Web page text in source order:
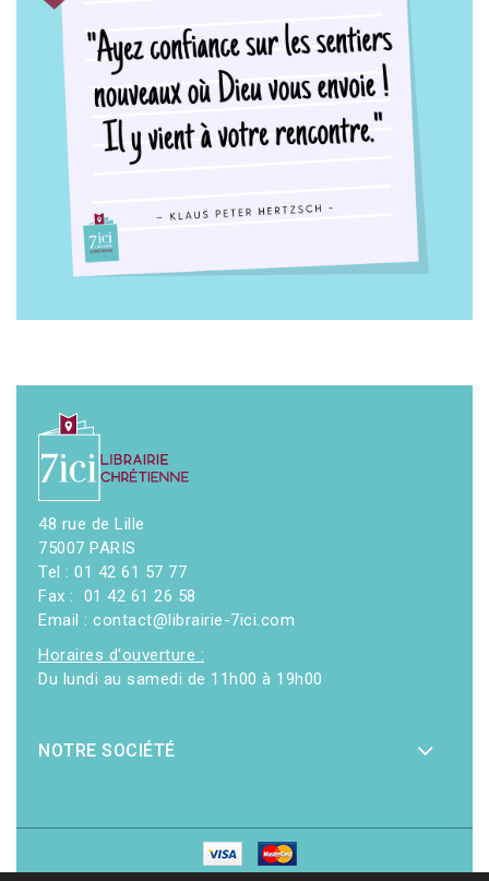
48 rue de Lille
75007 PARIS
Tel : 01 42 61 57 77
Fax : 01 42 61 26 58
Email : contact@librairie-7ici.com
Horaires d'ouverture :
Du lundi au samedi de 11h00 à 19h00
NOTRE SOCIÉTÉ